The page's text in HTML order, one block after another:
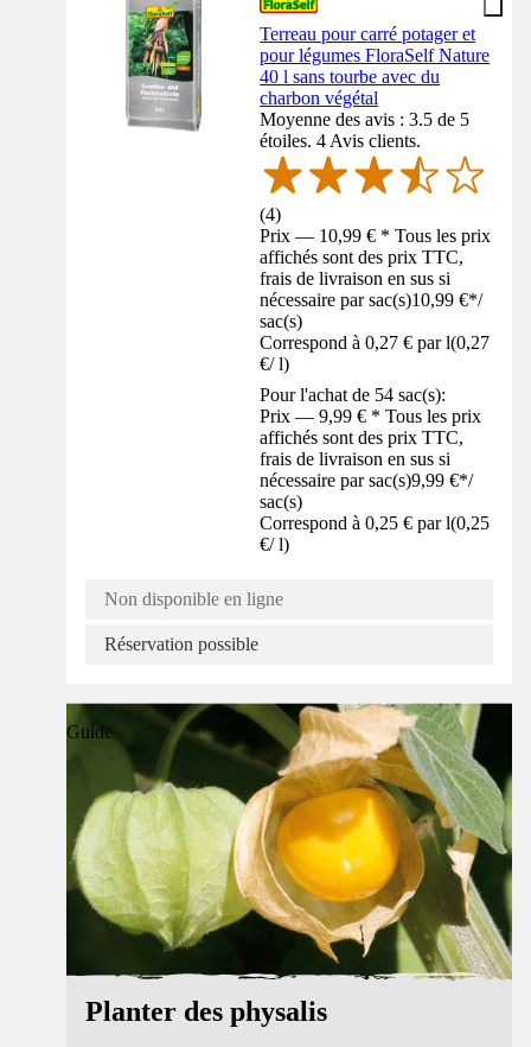
Terreau pour carré potager et
pour légumes FloraSelf Nature
40 l sans tourbe avec du
charbon végétal
Moyenne des avis : 3.5 de 5
étoiles. 4 Avis clients.
(4)
Prix — 10,99 € * Tous les prix
affichés sont des prix TTC,
frais de livraison en sus si
nécessaire par sac(s)10,99 €*/
sac(s)
Correspond à 0,27 € par l(0,27
€/ l)
Pour l'achat de 54 sac(s):
Prix — 9,99 € * Tous les prix
affichés sont des prix TTC,
frais de livraison en sus si
nécessaire par sac(s)9,99 €*/
sac(s)
Correspond à 0,25 € par l(0,25
€/ l)
Non disponible en ligne
Réservation possible
Guide
Planter des physalis